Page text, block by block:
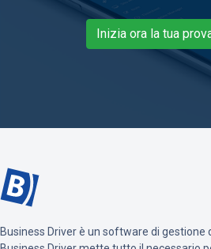
Inizia ora la tua
Business Driver è un software di gestione